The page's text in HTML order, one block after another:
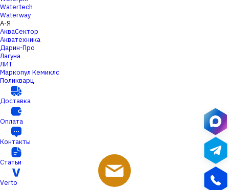
Watertech
Waterway
А-Я
АкваСектор
Акватехника
Дарин-Про
Лагуна
ЛИТ
Маркопул Кемиклс
Поликварц
Доставка
Оплата
Контакты
Статьи
Verto